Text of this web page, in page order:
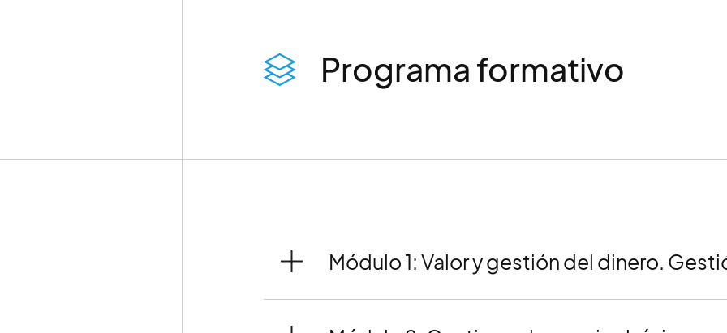
Programa formativo
Módulo 1: Valor y gestión del dinero.